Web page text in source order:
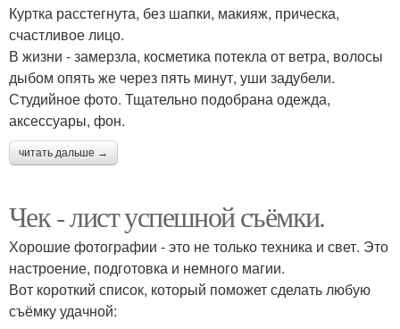
Куртка расстегнута, без шапки, макияж, прическа,
счастливое лицо.
В жизни - замерзла, косметика потекла от ветра, волосы
дыбом опять же через пять минут, уши задубели.
Студийное фото. Тщательно подобрана одежда,
аксессуары, фон.
читать дальше →
Чек - лист успешной съёмки.
Хорошие фотографии - это не только техника и свет. Это
настроение, подготовка и немного магии.
Вот короткий список, который поможет сделать любую
съёмку удачной: